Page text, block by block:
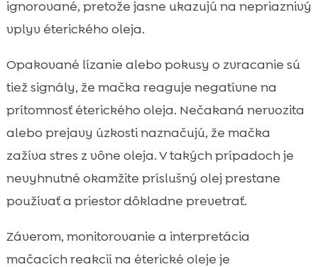
ignorované, pretože jasne ukazujú na nepriaznivý
vplyv éterického oleja.
Opakované lízanie alebo pokusy o zvracanie sú
tiež signály, že mačka reaguje negatívne na
prítomnosť éterického oleja. Nečakaná nervozita
alebo prejavy úzkosti naznačujú, že mačka
zažíva stres z vône oleja. V takých prípadoch je
nevyhnutné okamžite príslušný olej prestane
používať a priestor dôkladne prevetrať.
Záverom, monitorovanie a interpretácia
mačacích reakcií na éterické oleje je